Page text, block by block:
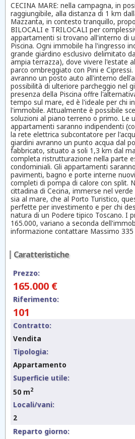
CECINA MARE: nella campagna, in
raggiungibile, alla distanza di 1 km
Mazzanta, in contesto tranquillo,
BILOCALI e TRILOCALI per
appartamenti si trovano all'interno di
Piscina. Ogni immobile ha l'ingresso
grande giardino esclusivo delimitato
ampia terrazza), dove vivere l'estate
parco ombreggiato con Pini e
avranno un posto auto all'interno
possibilità di ulteriore parcheggio nel
presenza della Piscina offre
tempo sul mare, ed è l'ideale per chi
l'immobile. Attualmente è possibile
soluzioni al piano terreno o primo. Le
appartamenti saranno indipendenti
la rete elettrica subcontatore per
giardini avranno un punto acqua dal
fabbricato, situato a soli 1,3 km dal
completa ristrutturazione nella parte
condominiali. Gli appartamenti
pavimenti, bagno e porte interne
completi di pompa di calore con split.
cittadina di Cecina, immerse nel
sia al mare, che al Porto Turistico,
perfette per investimento e per chi
natura di un Podere tipico Toscano. I
165.000, variano a seconda
informazione contattare Massimo 335
Caratteristiche
Prezzo:
165.000 €
Riferimento:
101
Contratto:
Vendita
Tipologia:
Appartamento
Superficie utile:
50 m2
Locali/vani:
2
Reparto giorno: